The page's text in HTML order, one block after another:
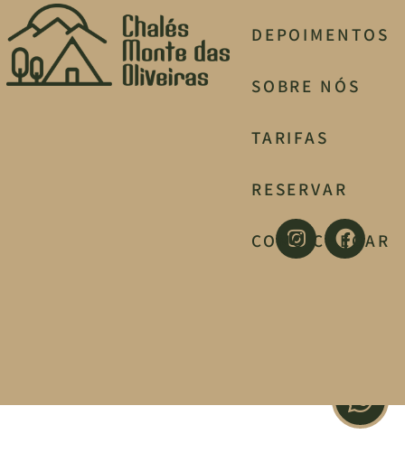
DEPOIMENTOS
SOBRE NÓS
TARIFAS
RESERVAR
COMO CHEGAR